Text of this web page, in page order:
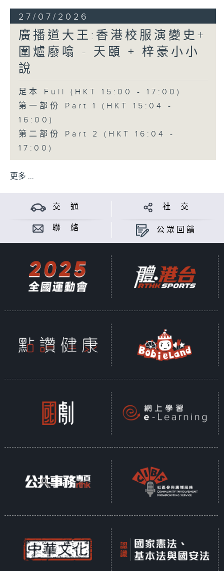
27/07/2026
廣播道大王:香港校服演變史+
圍爐廢噏 - 天頤 + 梓豪小小
說
足本 Full (HKT 15:00 - 17:00)
第一部份 Part 1 (HKT 15:04 -
16:00)
第二部份 Part 2 (HKT 16:04 -
17:00)
更多 ...
交 通 社 交
聯 絡 公眾回饋